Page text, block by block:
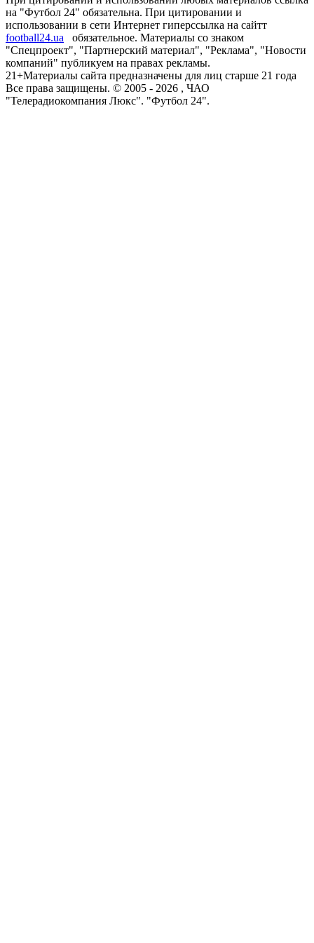
на "Футбол 24" обязательна. При цитировании и
использовании в сети Интернет гиперссылка на сайтт
football24.ua
обязательное. Материалы со знаком
"Спецпроект", "Партнерский материал", "Реклама", "Новости
компаний" публикуем на правах рекламы.
21+Материалы сайта предназначены для лиц старше 21 года
Все права защищены. © 2005 - 2026 , ЧАО
"Телерадиокомпания Люкс". "Футбол 24".